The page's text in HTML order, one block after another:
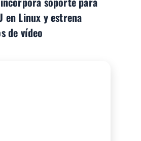
en Linux y estrena
de vídeo